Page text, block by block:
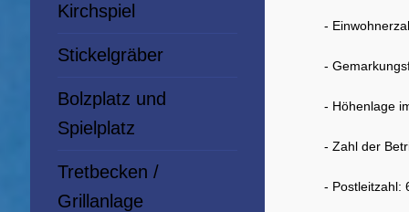
-
-
- Höhenlage
- Zahl der
- Postleitzahl:
Kirchspiel
Stickelgräber
Bolzplatz und
Spielplatz
Tretbecken /
Grillanlage